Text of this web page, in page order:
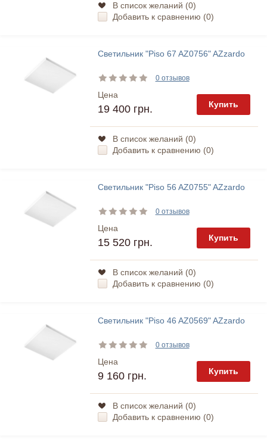
В список желаний (0)
Добавить к сравнению (0)
Светильник "Piso 67 AZ0756" AZzardo
0 отзывов
Цена
19 400 грн. Купить
В список желаний (0)
Добавить к сравнению (0)
Светильник "Piso 56 AZ0755" AZzardo
0 отзывов
Цена
15 520 грн. Купить
В список желаний (0)
Добавить к сравнению (0)
Светильник "Piso 46 AZ0569" AZzardo
0 отзывов
Цена
9 160 грн. Купить
В список желаний (0)
Добавить к сравнению (0)